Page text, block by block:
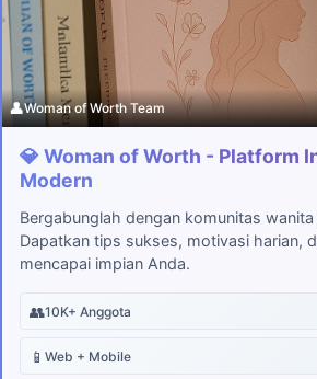
👤Woman of Worth Team
💎 Woman of Worth - Platform
Modern
Bergabunglah dengan komunitas
Dapatkan tips sukses, motivasi harian,
mencapai impian Anda.
👥10K+ Anggota
📱 Web + Mobile